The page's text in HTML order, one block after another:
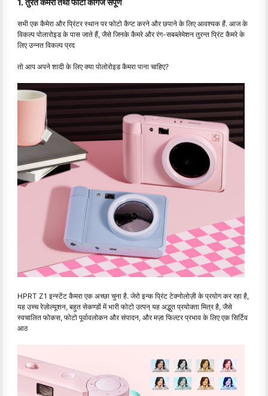
1. तुरंत कैमरा तथा फोटो कागज संपूर्ण
सभी एक कैमेरा और प्रिंटर स्थान पर फोटो कैप्ट करने और छपाने के लिए आवश्यक हैं. आज के
विकल्प पोलारोइड के पास जाते हैं, जैसे जिनके कैमरे और रंग-सबब्लेमेशन तुरन्त प्रिंट कैमरे के
लिए उन्नत विकल्प प्रद
तो आप अपने शादी के लिए क्या पोलोरोइड कैमरा पाना चाहिए?
HPRT Z1 इन्स्टेंट कैमरा एक अच्छा चुना है. जेरो इन्क प्रिंट टेक्नोलोज़ी के प्रयोग कर रहा है,
यह उच्च रेज़ोल्यूशन, बहुत सेकण्डों में भारी फोटो उत्पन् यह अद्भुत प्रयोक्ता मित्र है, जैसे
स्वचालित फोकस, फोटो पूर्वावलोकन और संपादन, और मज़ा फिल्टर प्रभाव के लिए एक सिर्टिव
आठ